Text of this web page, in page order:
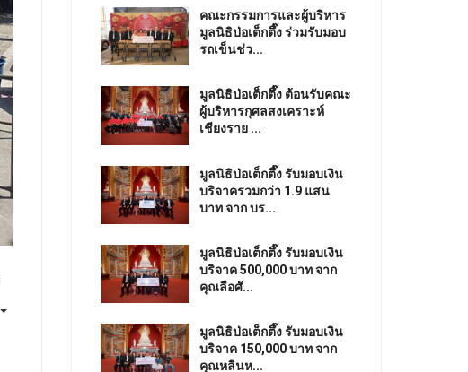
คณะกรรมการและผู้บริหาร
มูลนิธิป่อเต็กตึ๊ง ร่วมรับมอบ
รถเข็นช่ว...
มูลนิธิป่อเต็กตึ๊ง ต้อนรับคณะ
ผู้บริหารกุศลสงเคราะห์
เชียงราย ...
มูลนิธิป่อเต็กตึ๊ง รับมอบเงิน
บริจาครวมกว่า 1.9 แสน
บาท จาก บร...
มูลนิธิป่อเต็กตึ๊ง รับมอบเงิน
บริจาค 500,000 บาท จาก
คุณลือศั...
มูลนิธิป่อเต็กตึ๊ง รับมอบเงิน
บริจาค 150,000 บาท จาก
คุณหลินห...